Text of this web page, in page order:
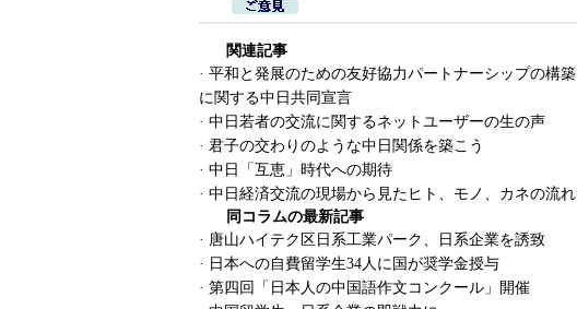
関連記事
· 平和と発展のための友好協力パートナーシップの構築
に関する中日共同宣言
· 中日若者の交流に関するネットユーザーの生の声
· 君子の交わりのような中日関係を築こう
· 中日「互恵」時代への期待
· 中日経済交流の現場から見たヒト、モノ、カネの流れ
同コラムの最新記事
· 唐山ハイテク区日系工業パーク、日系企業を誘致
· 日本への自費留学生34人に国が奨学金授与
· 第四回「日本人の中国語作文コンクール」開催